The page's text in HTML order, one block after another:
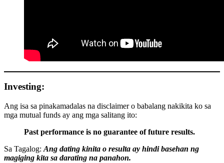
Investing:
Ang isa sa pinakamadalas na disclaimer o babalang nakikita ko sa
mga mutual funds ay ang mga salitang ito:
Past performance is no guarantee of future results.
Sa Tagalog: Ang dating kinita o resulta ay hindi basehan ng
magiging kita sa darating na panahon.